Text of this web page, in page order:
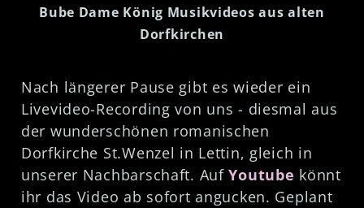
Bube Dame König Musikvideos aus alten
Dorfkirchen
Nach längerer Pause gibt es wieder ein
Livevideo-Recording von uns - diesmal aus
der wunderschönen romanischen
Dorfkirche St.Wenzel in Lettin, gleich in
unserer Nachbarschaft. AufYoutube könnt
ihr das Video ab sofort angucken. Geplant